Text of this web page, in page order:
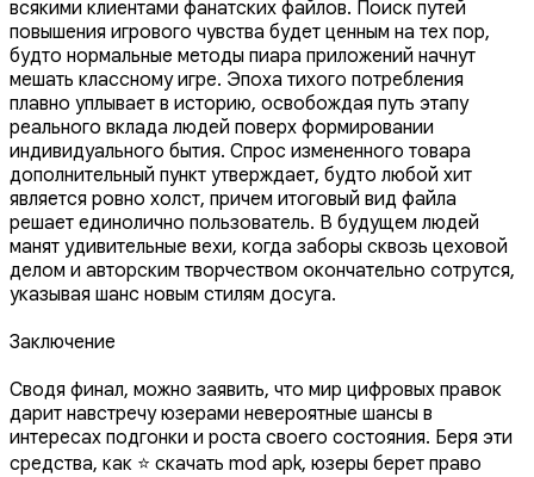
всякими клиентами фанатских файлов. Поиск путей
повышения игрового чувства будет ценным на тех пор,
будто нормальные методы пиара приложений начнут
мешать классному игре. Эпоха тихого потребления
плавно уплывает в историю, освобождая путь этапу
реального вклада людей поверх формировании
индивидуального бытия. Спрос измененного товара
дополнительный пункт утверждает, будто любой хит
является ровно холст, причем итоговый вид файла
решает единолично пользователь. В будущем людей
манят удивительные вехи, когда заборы сквозь цеховой
делом и авторским творчеством окончательно сотрутся,
указывая шанс новым стилям досуга.
Заключение
Сводя финал, можно заявить, что мир цифровых правок
дарит навстречу юзерами невероятные шансы в
интересах подгонки и роста своего состояния. Беря эти
средства, как ⭐ скачать mod apk, юзеры берет право